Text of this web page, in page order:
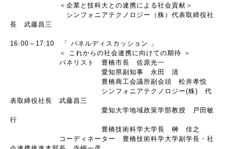
＜企業と技科大との連携による社会貢献＞
シンフォニアテクノロジー（株）代表取締役社
長 武藤昌三
16:00～17:10 「 パネルディスカッション 」
＜ これからの社会連携に向けての期待 ＞
パネリスト 豊橋市長 佐原光一
愛知県副知事 永田 清
豊橋商工会議所副会頭 松井孝悦
シンフォニアテクノロジー(株) 代
表取締役社長 武藤昌三
愛知大学地域政策学部教授 戸田敏
行
豊橋技術科学大学長 榊 佳之
コーディネーター 豊橋技術科学大学副学長・社